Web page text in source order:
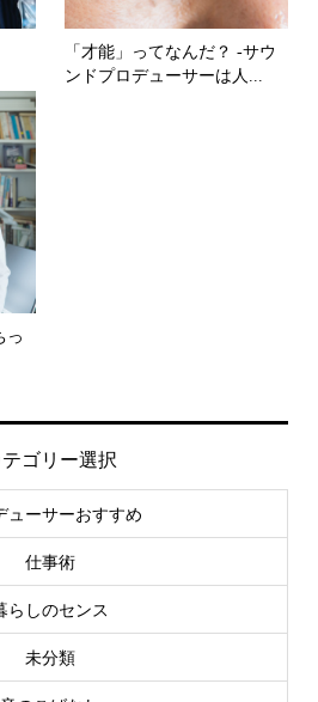
「才能」ってなんだ？ -サウ
ンドプロデューサーは人...
っ
テゴリー選択
ューサーおすすめ
仕事術
らしのセンス
未分類